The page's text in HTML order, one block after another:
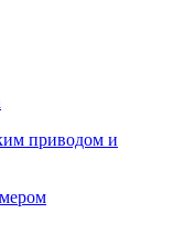
приводом и